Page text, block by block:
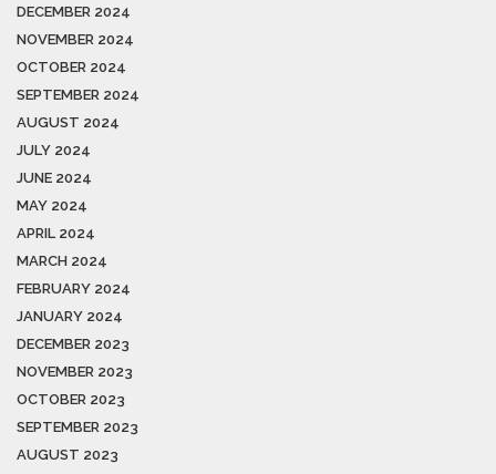
DECEMBER 2024
NOVEMBER 2024
OCTOBER 2024
SEPTEMBER 2024
AUGUST 2024
JULY 2024
JUNE 2024
MAY 2024
APRIL 2024
MARCH 2024
FEBRUARY 2024
JANUARY 2024
DECEMBER 2023
NOVEMBER 2023
OCTOBER 2023
SEPTEMBER 2023
AUGUST 2023